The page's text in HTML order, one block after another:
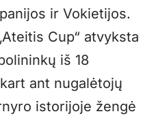
ir Vokietijos.
Cup“ atvyksta
iš 18
ant nugalėtojų
istorijoje žengė